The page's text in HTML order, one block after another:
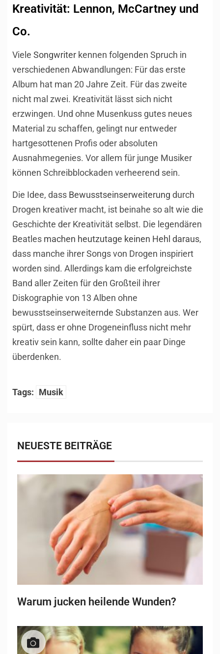
Kreativität: Lennon, McCartney und
Co.
Viele Songwriter kennen folgenden Spruch in
verschiedenen Abwandlungen: Für das erste
Album hat man 20 Jahre Zeit. Für das zweite
nicht mal zwei. Kreativität lässt sich nicht
erzwingen. Und ohne Musenkuss gutes neues
Material zu schaffen, gelingt nur entweder
hartgesottenen Profis oder absoluten
Ausnahmegenies. Vor allem für junge Musiker
können Schreibblockaden verheerend sein.
Die Idee, dass Bewusstseinserweiterung durch
Drogen kreativer macht, ist beinahe so alt wie die
Geschichte der Kreativität selbst. Die legendären
Beatles machen heutzutage keinen Hehl daraus,
dass manche ihrer Songs von Drogen inspiriert
worden sind. Allerdings kam die erfolgreichste
Band aller Zeiten für den Großteil ihrer
Diskographie von 13 Alben ohne
bewusstseinserweiternde Substanzen aus. Wer
spürt, dass er ohne Drogeneinfluss nicht mehr
kreativ sein kann, sollte daher ein paar Dinge
überdenken.
Tags: Musik
NEUESTE BEITRÄGE
Warum jucken heilende Wunden?